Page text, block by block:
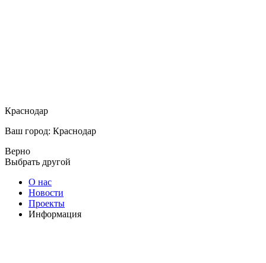
Краснодар
Ваш город: Краснодар
Верно
Выбрать другой
О нас
Новости
Проекты
Информация